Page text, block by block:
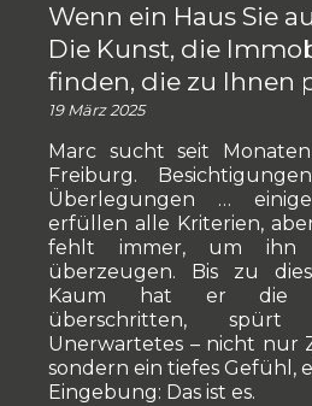
Wenn ein Haus Sie
Die Kunst, die
finden, die zu Ihnen
19 März 2025
Marc sucht seit
Freiburg.
Überlegungen …
erfüllen alle Kriterien,
fehlt immer, um ihn
überzeugen. Bis zu
Kaum hat er die
überschritten,
Unerwartetes – nicht nur
sondern ein tiefes Gefühl,
Eingebung: Das ist es.